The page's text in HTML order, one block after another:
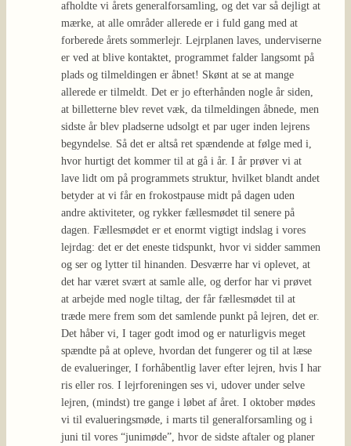
afholdte vi årets generalforsamling, og det var så dejligt at
mærke, at alle områder allerede er i fuld gang med at
forberede årets sommerlejr. Lejrplanen laves, underviserne
er ved at blive kontaktet, programmet falder langsomt på
plads og tilmeldingen er åbnet! Skønt at se at mange
allerede er tilmeldt. Det er jo efterhånden nogle år siden,
at billetterne blev revet væk, da tilmeldingen åbnede, men
sidste år blev pladserne udsolgt et par uger inden lejrens
begyndelse. Så det er altså ret spændende at følge med i,
hvor hurtigt det kommer til at gå i år. I år prøver vi at
lave lidt om på programmets struktur, hvilket blandt andet
betyder at vi får en frokostpause midt på dagen uden
andre aktiviteter, og rykker fællesmødet til senere på
dagen. Fællesmødet er et enormt vigtigt indslag i vores
lejrdag: det er det eneste tidspunkt, hvor vi sidder sammen
og ser og lytter til hinanden. Desværre har vi oplevet, at
det har været svært at samle alle, og derfor har vi prøvet
at arbejde med nogle tiltag, der får fællesmødet til at
træde mere frem som det samlende punkt på lejren, det er.
Det håber vi, I tager godt imod og er naturligvis meget
spændte på at opleve, hvordan det fungerer og til at læse
de evalueringer, I forhåbentlig laver efter lejren, hvis I har
ris eller ros. I lejrforeningen ses vi, udover under selve
lejren, (mindst) tre gange i løbet af året. I oktober mødes
vi til evalueringsmøde, i marts til generalforsamling og i
juni til vores “junimøde”, hvor de sidste aftaler og planer